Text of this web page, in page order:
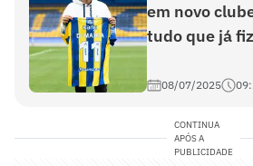
em novo
tudo que já
08/07/2025
CONTINUA
APÓS A
PUBLICIDADE